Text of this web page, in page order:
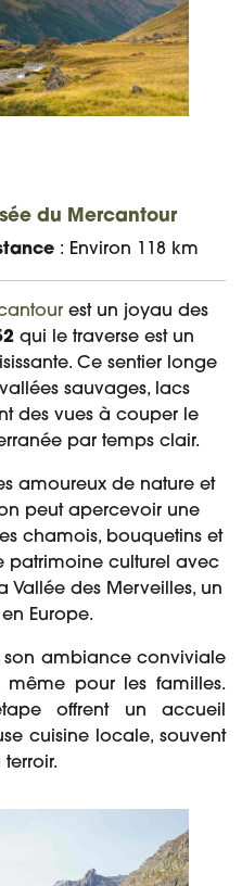
du Mercantour
: Environ 118 km
est un joyau des
qui le traverse est un
Ce sentier longe
sauvages, lacs
des vues à couper le
par temps clair.
amoureux de nature et
peut apercevoir une
chamois, bouquetins et
patrimoine culturel avec
Vallée des Merveilles, un
Europe.
son ambiance conviviale
pour les familles.
offrent un accueil
cuisine locale, souvent